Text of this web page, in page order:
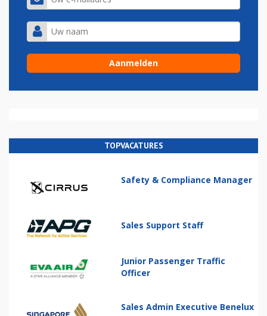
TOPVACATURES
Safety & Compliance Manager
Sales Support Staff
Junior Passenger Traffic
Officer
Sales Admin Executive Benelux